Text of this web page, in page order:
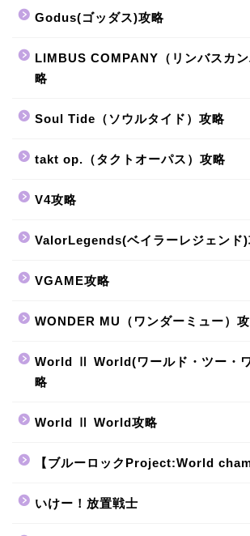
Godus(ゴッダス)攻略
LIMBUS COMPANY（リンバスカ
略
Soul Tide（ソウルタイド）攻略
takt op.（タクトオーパス）攻略
V4攻略
ValorLegends(ベイラーレジェンド)
VGAME攻略
WONDER MU（ワンダーミュー）
World Ⅱ World(ワールド・ツー・
略
World Ⅱ World攻略
【ブルーロックProject:World
いけー！放置戦士